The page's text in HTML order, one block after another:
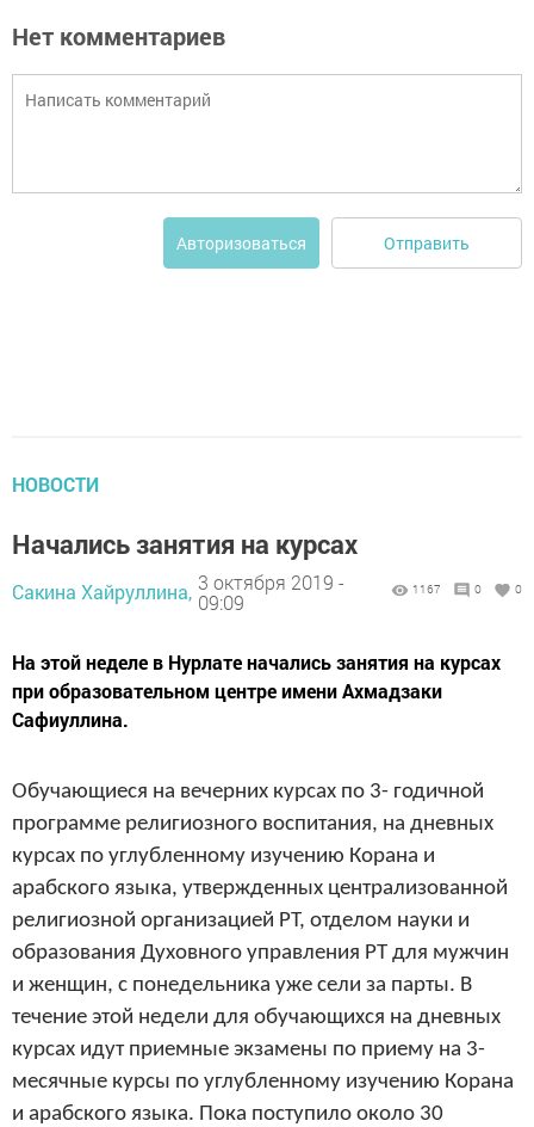
Нет комментариев
Авторизоваться Отправить
НОВОСТИ
Начались занятия на курсах
Сакина Хайруллина, 3 октября 2019 -
09:09
1167 0 0
На этой неделе в Нурлате начались занятия на курсах
при образовательном центре имени Ахмадзаки
Сафиуллина.
Обучающиеся на вечерних курсах по 3- годичной
программе религиозного воспитания, на дневных
курсах по углубленному изучению Корана и
арабского языка, утвержденных централизованной
религиозной организацией РТ, отделом науки и
образования Духовного управления РТ для мужчин
и женщин, с понедельника уже сели за парты. В
течение этой недели для обучающихся на дневных
курсах идут приемные экзамены по приему на 3-
месячные курсы по углубленному изучению Корана
и арабского языка. Пока поступило около 30